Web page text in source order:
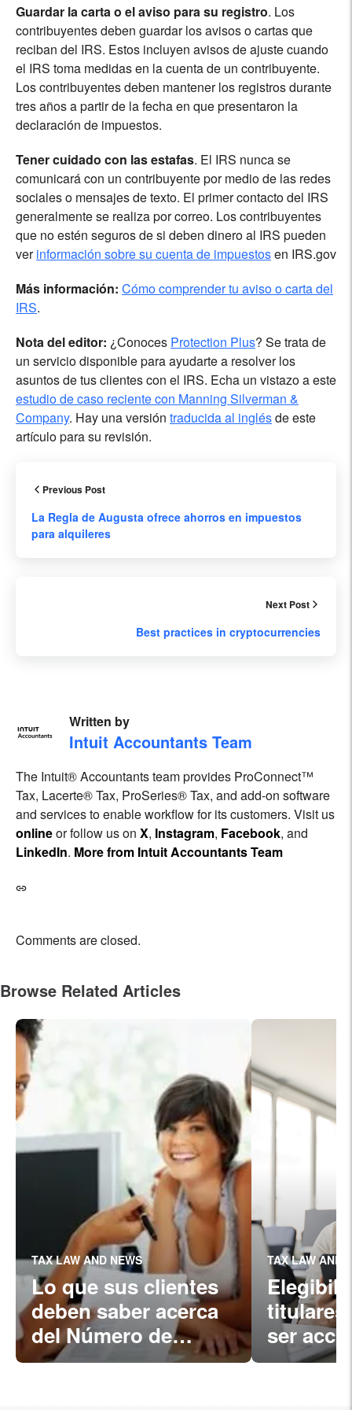
Guardar la carta o el aviso para su registro. Los
contribuyentes deben guardar los avisos o cartas que
reciban del IRS. Estos incluyen avisos de ajuste cuando
el IRS toma medidas en la cuenta de un contribuyente.
Los contribuyentes deben mantener los registros durante
tres años a partir de la fecha en que presentaron la
declaración de impuestos.
Tener cuidado con las estafas. El IRS nunca se
comunicará con un contribuyente por medio de las redes
sociales o mensajes de texto. El primer contacto del IRS
generalmente se realiza por correo. Los contribuyentes
que no estén seguros de si deben dinero al IRS pueden
verinformación sobre su cuenta de impuestosen IRS.gov
Más información: Cómo comprender tu aviso o carta del
IRS.
Nota del editor: ¿Conoces Protection Plus? Se trata de
un servicio disponible para ayudarte a resolver los
asuntos de tus clientes con el IRS. Echa un vistazo a este
estudio de caso reciente con Manning Silverman &
Company. Hay una versión traducida al inglésde este
artículo para su revisión.
Previous Post
La Regla de Augusta ofrece ahorros en impuestos
para alquileres
Next Post
Best practices in cryptocurrencies
Written by
Intuit Accountants Team
The Intuit® Accountants team provides ProConnect™
Tax, Lacerte® Tax, ProSeries® Tax, and add-on software
and services to enable workflow for its customers. Visit us
onlineor follow us on X, Instagram, Facebook, and
LinkedIn. More from Intuit Accountants Team
Comments are closed.
Browse Related Articles
TAX LAW AND NEWS
Lo que sus clientes
deben saber acerca
del Número de
Identificación
TAX LAW AND
titulares
ser